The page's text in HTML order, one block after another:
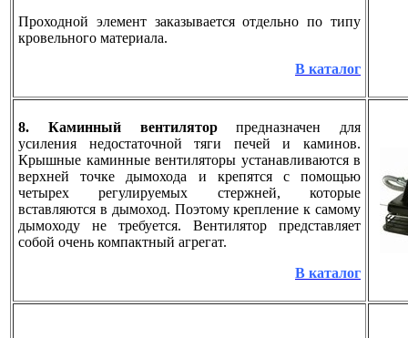
Проходной элемент заказывается отдельно по типу
кровельного материала.
В каталог
8. Каминный вентиляторпредназначен для
усиления недостаточной тяги печей и каминов.
Крышные каминные вентиляторы устанавливаются в
верхней точке дымохода и крепятся с помощью
четырех регулируемых стержней, которые
вставляются в дымоход. Поэтому крепление к самому
дымоходу не требуется. Вентилятор представляет
собой очень компактный агрегат.
В каталог